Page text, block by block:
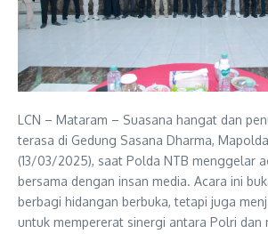
LCN – Mataram – Suasana hangat dan
terasa di Gedung Sasana Dharma,
(13/03/2025), saat Polda NTB menggelar
bersama dengan insan media. Acara ini
berbagi hidangan berbuka, tetapi juga
untuk mempererat sinergi antara Polri dan